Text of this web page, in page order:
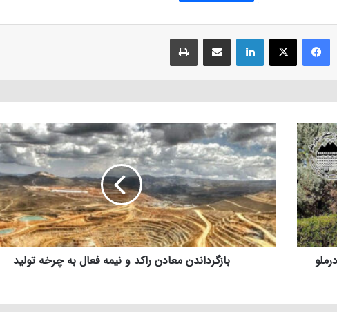
فیسبوک ایکس لینکداین
چادرملو
بازگرداندن معادن راکد و نیمه فعال به چرخه تولید